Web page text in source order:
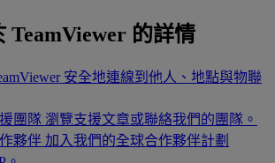
TeamViewer 的詳情
安全地連線到他人、地點與物聯
團隊 瀏覽支援文章或聯絡我們的團隊。
夥伴 加入我們的全球合作夥伴計劃